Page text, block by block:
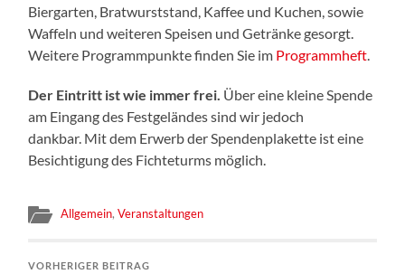
Biergarten, Bratwurststand, Kaffee und Kuchen, sowie
Waffeln und weiteren Speisen und Getränke gesorgt.
Weitere Programmpunkte finden Sie im Programmheft.
Der Eintritt ist wie immer frei. Über eine kleine Spende
am Eingang des Festgeländes sind wir jedoch
dankbar. Mit dem Erwerb der Spendenplakette ist eine
Besichtigung des Fichteturms möglich.
Allgemein,Veranstaltungen
VORHERIGER BEITRAG